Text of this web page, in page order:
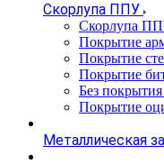
Скорлупа ППУ
Скорлупа
Покрытие
Покрытие
Покрытие
Без
Покрытие
Металлическая